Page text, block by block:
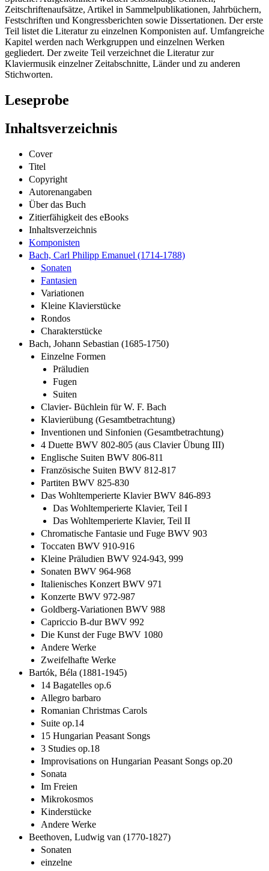
Zeitschriftenaufsätze, Artikel in Sammelpublikationen, Jahrbüchern,
Festschriften und Kongressberichten sowie Dissertationen. Der erste
Teil listet die Literatur zu einzelnen Komponisten auf. Umfangreiche
Kapitel werden nach Werkgruppen und einzelnen Werken
gegliedert. Der zweite Teil verzeichnet die Literatur zur
Klaviermusik einzelner Zeitabschnitte, Länder und zu anderen
Stichworten.
Leseprobe
Inhaltsverzeichnis
Cover
Titel
Copyright
Autorenangaben
Über das Buch
Zitierfähigkeit des eBooks
Inhaltsverzeichnis
Komponisten
Bach, Carl Philipp Emanuel (1714-1788)
Sonaten
Fantasien
Variationen
Kleine Klavierstücke
Rondos
Charakterstücke
Bach, Johann Sebastian (1685-1750)
Einzelne Formen
Präludien
Fugen
Suiten
Clavier- Büchlein für W. F. Bach
Klavierübung (Gesamtbetrachtung)
Inventionen und Sinfonien (Gesamtbetrachtung)
4 Duette BWV 802-805 (aus Clavier Übung III)
Englische Suiten BWV 806-811
Französische Suiten BWV 812-817
Partiten BWV 825-830
Das Wohltemperierte Klavier BWV 846-893
Das Wohltemperierte Klavier, Teil I
Das Wohltemperierte Klavier, Teil II
Chromatische Fantasie und Fuge BWV 903
Toccaten BWV 910-916
Kleine Präludien BWV 924-943, 999
Sonaten BWV 964-968
Italienisches Konzert BWV 971
Konzerte BWV 972-987
Goldberg-Variationen BWV 988
Capriccio B-dur BWV 992
Die Kunst der Fuge BWV 1080
Andere Werke
Zweifelhafte Werke
Bartók, Béla (1881-1945)
14 Bagatelles op.6
Allegro barbaro
Romanian Christmas Carols
Suite op.14
15 Hungarian Peasant Songs
3 Studies op.18
Improvisations on Hungarian Peasant Songs op.20
Sonata
Im Freien
Mikrokosmos
Kinderstücke
Andere Werke
Beethoven, Ludwig van (1770-1827)
Sonaten
einzelne